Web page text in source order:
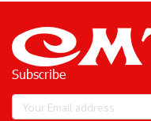
Subscribe